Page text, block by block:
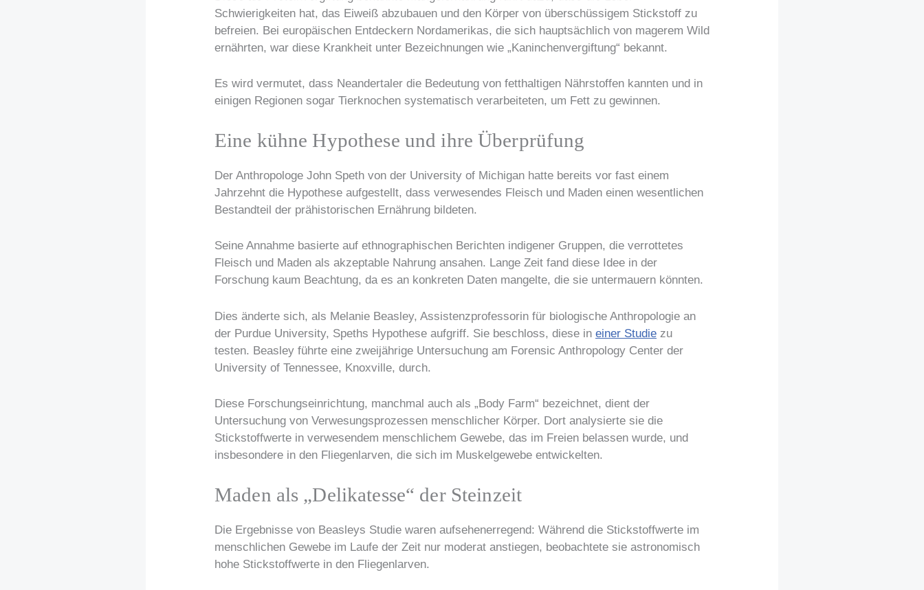
Schwierigkeiten hat, das Eiweiß abzubauen und den Körper von überschüssigem Stickstoff zu
befreien. Bei europäischen Entdeckern Nordamerikas, die sich hauptsächlich von magerem Wild
ernährten, war diese Krankheit unter Bezeichnungen wie „Kaninchenvergiftung“ bekannt.
Es wird vermutet, dass Neandertaler die Bedeutung von fetthaltigen Nährstoffen kannten und in
einigen Regionen sogar Tierknochen systematisch verarbeiteten, um Fett zu gewinnen.
Eine kühne Hypothese und ihre Überprüfung
Der Anthropologe John Speth von der University of Michigan hatte bereits vor fast einem
Jahrzehnt die Hypothese aufgestellt, dass verwesendes Fleisch und Maden einen wesentlichen
Bestandteil der prähistorischen Ernährung bildeten.
Seine Annahme basierte auf ethnographischen Berichten indigener Gruppen, die verrottetes
Fleisch und Maden als akzeptable Nahrung ansahen. Lange Zeit fand diese Idee in der
Forschung kaum Beachtung, da es an konkreten Daten mangelte, die sie untermauern könnten.
Dies änderte sich, als Melanie Beasley, Assistenzprofessorin für biologische Anthropologie an
der Purdue University, Speths Hypothese aufgriff. Sie beschloss, diese in einer Studie zu
testen. Beasley führte eine zweijährige Untersuchung am Forensic Anthropology Center der
University of Tennessee, Knoxville, durch.
Diese Forschungseinrichtung, manchmal auch als „Body Farm“ bezeichnet, dient der
Untersuchung von Verwesungsprozessen menschlicher Körper. Dort analysierte sie die
Stickstoffwerte in verwesendem menschlichem Gewebe, das im Freien belassen wurde, und
insbesondere in den Fliegenlarven, die sich im Muskelgewebe entwickelten.
Maden als „Delikatesse“ der Steinzeit
Die Ergebnisse von Beasleys Studie waren aufsehenerregend: Während die Stickstoffwerte im
menschlichen Gewebe im Laufe der Zeit nur moderat anstiegen, beobachtete sie astronomisch
hohe Stickstoffwerte in den Fliegenlarven.